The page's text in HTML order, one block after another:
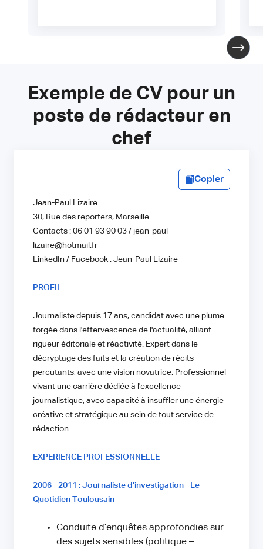
Exemple de CV pour un
poste de rédacteur en
chef
Copier
Jean-Paul Lizaire
30, Rue des reporters, Marseille
Contacts : 06 01 93 90 03 / jean-paul-
lizaire@hotmail.fr
LinkedIn / Facebook : Jean-Paul Lizaire
PROFIL
Journaliste depuis 17 ans, candidat avec une plume
forgée dans l'effervescence de l'actualité, alliant
rigueur éditoriale et réactivité. Expert dans le
décryptage des faits et la création de récits
percutants, avec une vision novatrice. Professionnel
vivant une carrière dédiée à l'excellence
journalistique, avec capacité à insuffler une énergie
créative et stratégique au sein de tout service de
rédaction.
EXPERIENCE PROFESSIONNELLE
2006 - 2011 : Journaliste d'investigation - Le
Quotidien Toulousain
Conduite d’enquêtes approfondies sur
des sujets sensibles (politique –